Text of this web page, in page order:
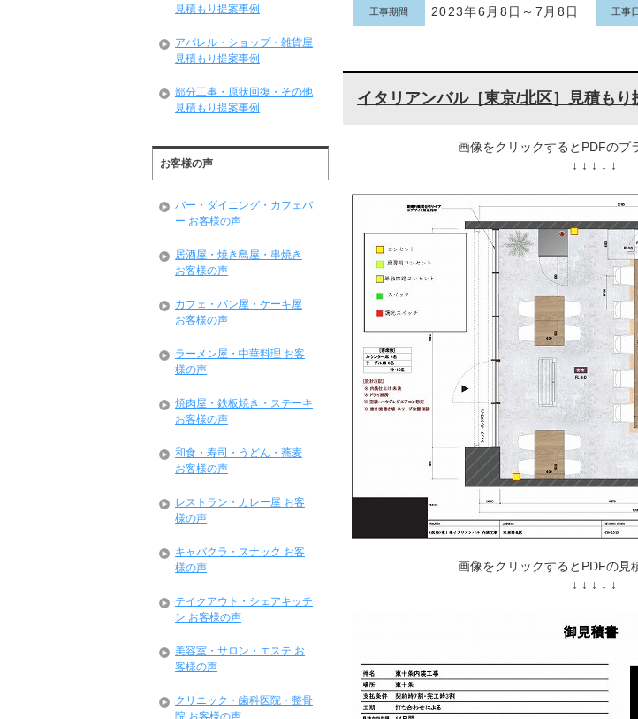
工事期間 2023年6月8日～7月8日 工事
イタリアンバル［東京/北区］見積もり
画像をクリックするとPDFのプ
↓ ↓ ↓ ↓ ↓
画像をクリックするとPDFの見
↓ ↓ ↓ ↓ ↓
見積もり提案事例
アパレル・ショップ・雑貨屋
見積もり提案事例
部分工事・原状回復・その他
見積もり提案事例
お客様の声
バー・ダイニング・カフェバ
ー お客様の声
居酒屋・焼き鳥屋・串焼き
お客様の声
カフェ・パン屋・ケーキ屋
お客様の声
ラーメン屋・中華料理 お客
様の声
焼肉屋・鉄板焼き・ステーキ
お客様の声
和食・寿司・うどん・蕎麦
お客様の声
レストラン・カレー屋 お客
様の声
キャバクラ・スナック お客
様の声
テイクアウト・シェアキッチ
ン お客様の声
美容室・サロン・エステ お
客様の声
クリニック・歯科医院・整骨